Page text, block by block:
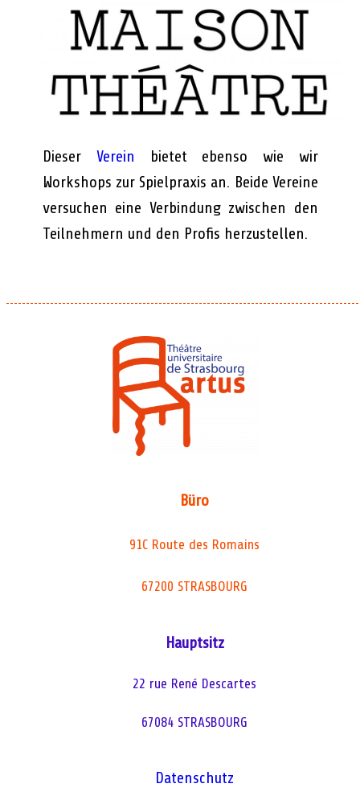
Dieser Verein bietet ebenso wie wir
Workshops zur Spielpraxis an. Beide Vereine
versuchen eine Verbindung zwischen den
Teilnehmern und den Profis herzustellen.
Büro
91C Route des Romains
67200 STRASBOURG
Hauptsitz
22 rue René Descartes
67084 STRASBOURG
Datenschutz